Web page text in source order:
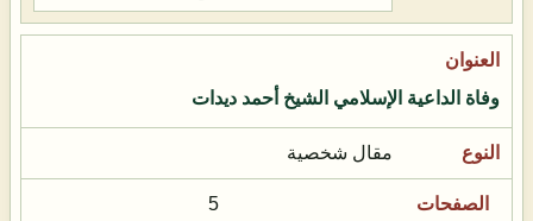
وفاة الداعية الإسلامي الشيخ أحمد ديدات
مقال شخصية
5